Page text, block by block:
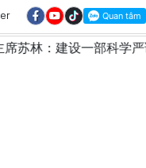
设一部科学严谨、简明